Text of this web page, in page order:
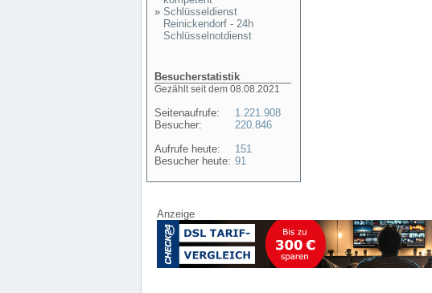
» Schlüsseldienst
Reinickendorf - 24h
Schlüsselnotdienst
Besucherstatistik
Gezählt seit dem 08.08.2021
Seitenaufrufe:
Besucher:
Aufrufe heute:
Besucher heute:
1.221.908
220.846
151
91
Anzeige